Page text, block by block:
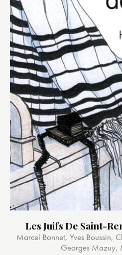
Les Juifs De Saint-
Marcel Bonnet, Yves Boussin,
Georges Mazuy,